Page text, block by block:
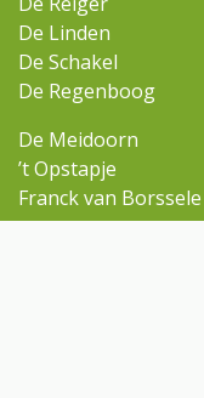
De Linden
De Schakel
De Regenboog
De Meidoorn
’t Opstapje
Franck van Borssele